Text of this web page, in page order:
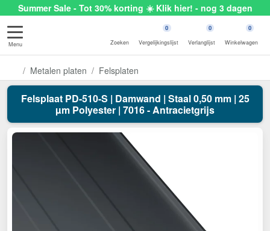
Summer Sale - Tot 30% korting ☀️ Klik hier! - nog 3 dagen
Menu Zoeken
0
Vergelijkingslijst
0
Verlanglijst
0
Winkelwagen
Metalen platen Felsplaten
Felsplaat PD-510-S | Damwand | Staal 0,50 mm | 25
µm Polyester | 7016 - Antracietgrijs